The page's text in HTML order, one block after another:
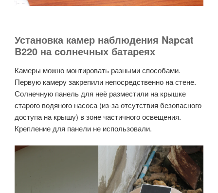
Установка камер наблюдения Napcat
B220 на солнечных батареях
Камеры можно монтировать разными способами.
Первую камеру закрепили непосредственно на стене.
Солнечную панель для неё разместили на крышке
старого водяного насоса (из-за отсутствия безопасного
доступа на крышу) в зоне частичного освещения.
Крепление для панели не использовали.